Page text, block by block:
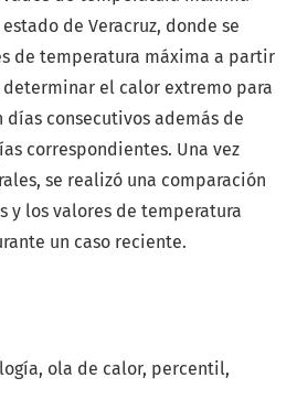
ola de calor percentil
de Veracruz, donde se
de temperatura máxima a partir
determinar el calor extremo para
consecutivos además de
correspondientes. Una vez
se realizó una comparación
y los valores de temperatura
un caso reciente.